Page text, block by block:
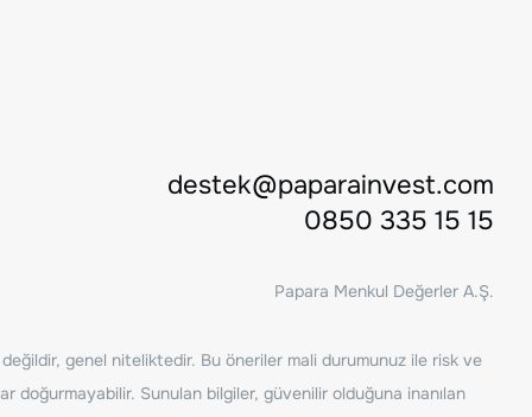
destek@paparainvest.com
0850 335 15 15
Papara Menkul Değerler A.Ş.
değildir, genel niteliktedir. Bu öneriler mali durumunuz ile risk ve
doğurmayabilir. Sunulan bilgiler, güvenilir olduğuna inanılan